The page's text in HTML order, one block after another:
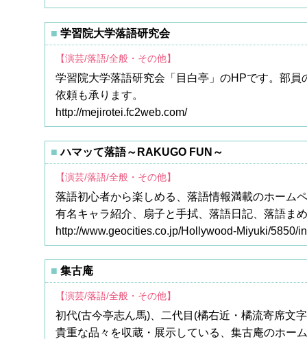
学習院大学落語研究会
【演芸/落語/全般・その他】
学習院大学落語研究会「目白亭」のHPです。部
依頼も承ります。
http://mejirotei.fc2web.com/
ハマッて落語～RAKUGO FUN～
【演芸/落語/全般・その他】
落語初心者から楽しめる、落語情報満載のホーム
有名キャラ紹介、扇子と手拭、落語日記、落語ま
http://www.geocities.co.jp/Hollywood-Miyuki/5850/
集古庵
【演芸/落語/全般・その他】
初代(古今亭志ん馬)、二代目(橘右近・橘流寄席文
貴重な品々を収蔵・展示している、集古庵のホー